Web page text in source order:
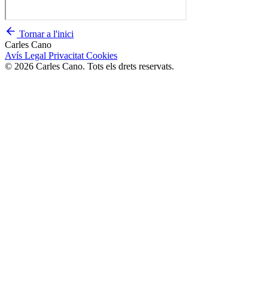
Tornar a l'inici
Carles Cano
Avís Legal Privacitat Cookies
© 2026 Carles Cano. Tots els drets reservats.